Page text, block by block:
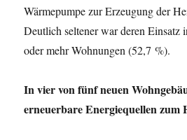
Wärmepumpe zur Erzeugung der
Deutlich seltener war deren Einsatz
oder mehr Wohnungen (52,7 %).
In vier von fünf neuen
erneuerbare Energiequellen zum